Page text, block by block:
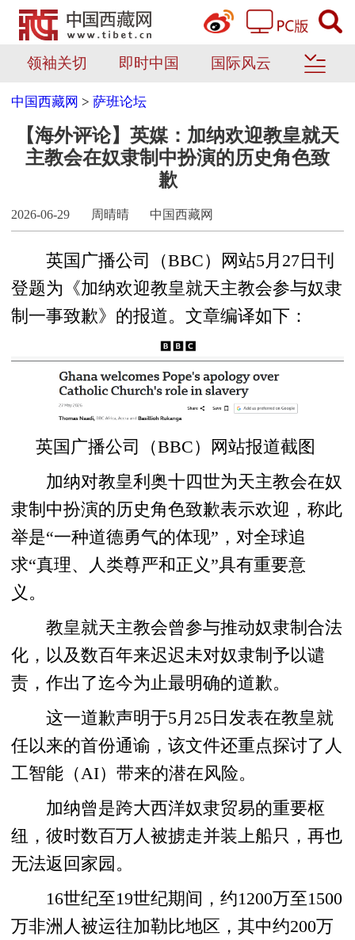
领袖关切 即时中国 国际风云
中国西藏网 > 萨班论坛
【海外评论】英媒：加纳欢迎教皇就天
主教会在奴隶制中扮演的历史角色致
歉
2026-06-29 周晴晴 中国西藏网
英国广播公司（BBC）网站5月27日刊
登题为《加纳欢迎教皇就天主教会参与奴隶
制一事致歉》的报道。文章编译如下：
英国广播公司（BBC）网站报道截图
加纳对教皇利奥十四世为天主教会在奴
隶制中扮演的历史角色致歉表示欢迎，称此
举是“一种道德勇气的体现”，对全球追
求“真理、人类尊严和正义”具有重要意
义。
教皇就天主教会曾参与推动奴隶制合法
化，以及数百年来迟迟未对奴隶制予以谴
责，作出了迄今为止最明确的道歉。
这一道歉声明于5月25日发表在教皇就
任以来的首份通谕，该文件还重点探讨了人
工智能（AI）带来的潜在风险。
加纳曾是跨大西洋奴隶贸易的重要枢
纽，彼时数百万人被掳走并装上船只，再也
无法返回家园。
16世纪至19世纪期间，约1200万至1500
万非洲人被运往加勒比地区，其中约200万